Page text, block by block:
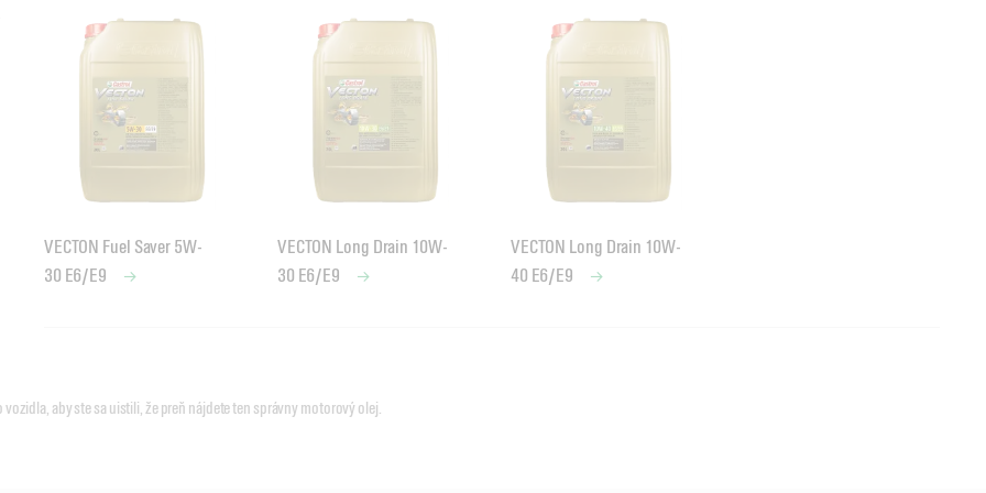
VECTON Fuel Saver 5W-
30 E6/E9
VECTON Long Drain 10W-
30 E6/E9
VECTON Long Drain 10W-
40 E6/E9
aby ste sa uistili, že preň nájdete ten správny motorový olej.